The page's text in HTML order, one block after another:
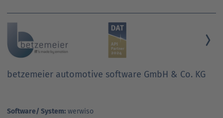
betzemeier automotive software GmbH & Co. KG
Software/ System: werwiso